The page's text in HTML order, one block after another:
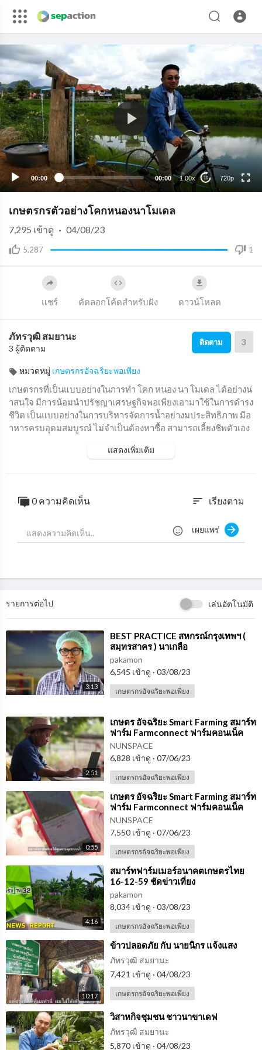
00:00 00:00 1.00x 10 720p
720p
360p
240p
auto
เกษตรกรตัวอย่างโคกหนองนาโมเดล
5,287 1
7,295 เข้าดู · 04/08/23
แชร์ คัดลอกโค้ดสำหรับฝัง ดาวน์โหลด
ภัทรวุฒิ สมยานะ
3 ผู้ติดตาม
ติดตาม 3
หมวดหมู่ เกษตรกรอัจฉริยะพอเพียง
⁣เกษตรกรที่เป็นแบบอย่างในการทำ โคก หนอง นา โมเดล ได้อย่างน่
าสนใจ มีการน้อมนำปรัชญาเศรษฐกิจพอเพียงเอามาใช้ในการดำรง
ชีวิต เป็นแบบอย่างในการบริหารจัดการน้ำอย่างมประสิทธิภาพ มีอ
าหารครบอุดมสมบูรณ์ ไม่จำเป็นต้องหาซื้อ สามารถเลี้ยงชีพตัวเอง
แสดงเพิ่มเติม
0 ความคิดเห็น sort เรียงตาม
เผยแพร่
รายการต่อไป เล่นอัตโนมัติ
3:13
⁣BEST PRACTICE สหกรณ์กรุงเทพฯ (
สมุทรสาคร ) นาเกลือ
pakamon
6,545 เข้าดู · 03/08/23
เกษตรกรอัจฉริยะพอเพียง
2:51
⁣เกษตร อัจฉริยะ Smart Farming สมาร์ท
ฟาร์ม Farmconnect ฟาร์มคอนเน็ค
เอเชีย Introduction (2)
NUNSPACE
6,828 เข้าดู · 07/06/23
เกษตรกรอัจฉริยะพอเพียง
0:55
⁣เกษตร อัจฉริยะ Smart Farming สมาร์ท
ฟาร์ม Farmconnect ฟาร์มคอนเน็ค
เอเชีย (1)
NUNSPACE
7,550 เข้าดู · 07/06/23
เกษตรกรอัจฉริยะพอเพียง
4:16
⁣สมาร์ทฟาร์มเมอร์อนาคตเกษตรไทย
16-12-59 ชัดข่าวเที่ยง
pakamon
8,034 เข้าดู · 03/08/23
เกษตรกรอัจฉริยะพอเพียง
10:17
⁣ข้าวปลอดภัย กับ นายนิกร แจ้งแสง
ภัทรวุฒิ สมยานะ
7,421 เข้าดู · 04/08/23
เกษตรกรอัจฉริยะพอเพียง
⁣วิสาหกิจชุมชน ชาวนาขาเดฟ
ภัทรวุฒิ สมยานะ
5,870 เข้าดู · 04/08/23